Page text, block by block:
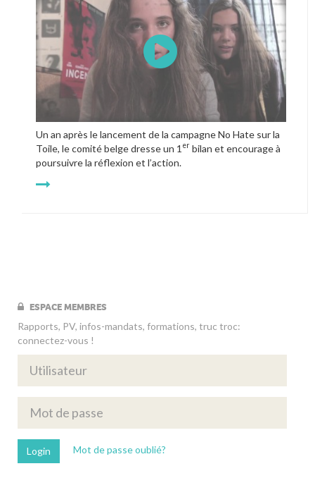
Un an après le lancement de la campagne No Hate sur la
Toile, le comité belge dresse un 1 er bilan et encourage à
poursuivre la réflexion et l’action.
ESPACE MEMBRES
Rapports, PV, infos-mandats, formations, truc troc:
connectez-vous !
Mot de passe oublié?